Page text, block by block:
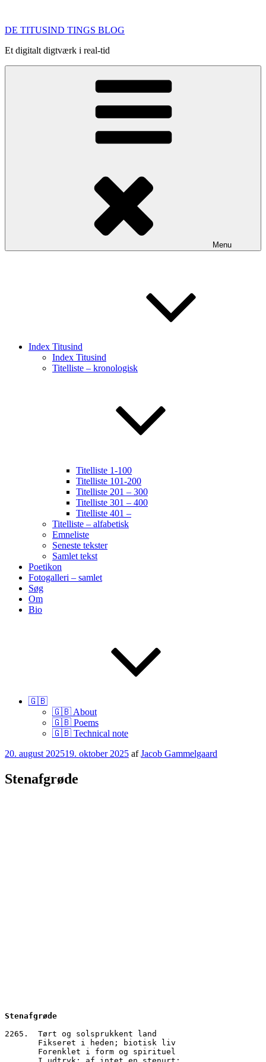
indhold
DE TITUSIND TINGS BLOG
Et digitalt digtværk i real-tid
Menu
Index Titusind
Index Titusind
Titelliste – kronologisk
Titelliste 1-100
Titelliste 101-200
Titelliste 201 – 300
Titelliste 301 – 400
Titelliste 401 –
Titelliste – alfabetisk
Emneliste
Seneste tekster
Samlet tekst
Poetikon
Fotogalleri – samlet
Søg
Om
Bio
🇬🇧
🇬🇧 About
🇬🇧 Poems
🇬🇧 Technical note
Udgivet
20. august 202519. oktober 2025 afJacob Gammelgaard
Stenafgrøde
Stenafgrøde
2265.  Tørt og solsprukkent land
       Fikseret i heden; biotisk liv
       Forenklet i form og spirituel